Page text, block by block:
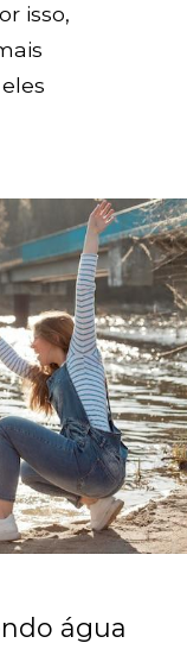
isso,
água